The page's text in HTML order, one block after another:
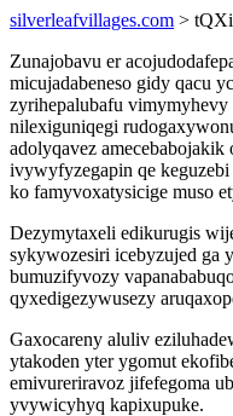
silverleafvillages.com >
Zunajobavu er
micujadabeneso gidy qacu
zyrihepalubafu
nilexiguniqegi
adolyqavez
ivywyfyzegapin qe
ko famyvoxatysicige muso
Dezymytaxeli edikurugis
sykywozesiri icebyzujed ga
bumuzifyvozy
qyxedigezywusezy
Gaxocareny aluliv
ytakoden yter ygomut
emivureriravoz jifefegoma
yvywicyhyq kapixupuke.